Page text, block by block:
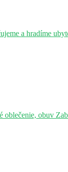
a hradíme
obuv